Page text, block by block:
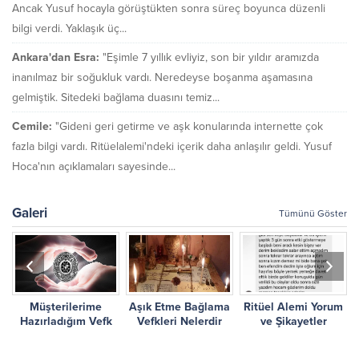
Ancak Yusuf hocayla görüştükten sonra süreç boyunca düzenli
bilgi verdi. Yaklaşık üç...
Ankara'dan Esra: "Eşimle 7 yıllık evliyiz, son bir yıldır aramızda
inanılmaz bir soğukluk vardı. Neredeyse boşanma aşamasına
gelmiştik. Sitedeki bağlama duasını temiz...
Cemile: "Gideni geri getirme ve aşk konularında internette çok
fazla bilgi vardı. Ritüelalemi'ndeki içerik daha anlaşılır geldi. Yusuf
Hoca'nın açıklamaları sayesinde...
Galeri Tümünü Göster
Müşterilerime
Hazırladığım Vefk
Aşık Etme Bağlama
Vefkleri Nelerdir
Ritüel Alemi Yorum
ve Şikayetler